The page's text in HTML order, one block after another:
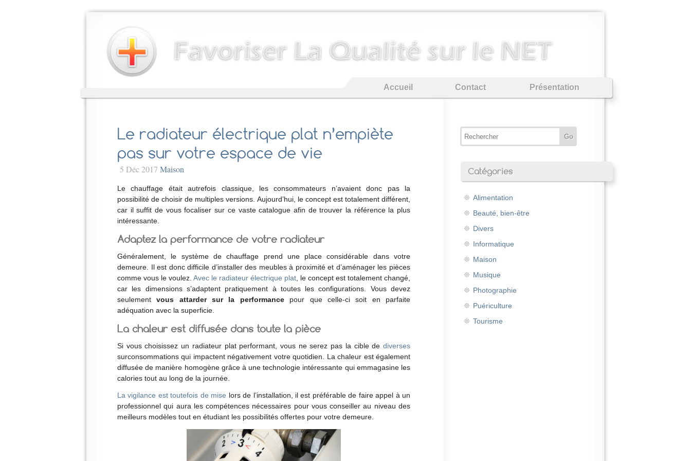
Accueil Contact Présentation
Le radiateur électrique plat n’empiète
pas sur votre espace de vie
5 Déc 2017 Maison
Le chauffage était autrefois classique, les consommateurs n’avaient donc pas la
possibilité de choisir de multiples versions. Aujourd’hui, le concept est totalement différent,
car il suffit de vous focaliser sur ce vaste catalogue afin de trouver la référence la plus
intéressante.
Adaptez la performance de votre radiateur
Généralement, le système de chauffage prend une place considérable dans votre
demeure. Il est donc difficile d’installer des meubles à proximité et d’aménager les pièces
comme vous le voulez. Avec le radiateur électrique plat , le concept est totalement changé,
car les dimensions s’adaptent pratiquement à toutes les configurations. Vous devez
seulementvous attarder sur la performancepour que celle-ci soit en parfaite
adéquation avec la superficie.
La chaleur est diffusée dans toute la pièce
Si vous choisissez un radiateur plat performant, vous ne serez pas la cible de diverses
surconsommations qui impactent négativement votre quotidien. La chaleur est également
diffusée de manière homogène grâce à une technologie intéressante qui emmagasine les
calories tout au long de la journée.
La vigilance est toutefois de mise lors de l’installation, il est préférable de faire appel à un
professionnel qui aura les compétences nécessaires pour vous conseiller au niveau des
meilleurs modèles tout en étudiant les possibilités offertes pour votre demeure.
Catégories
Alimentation
Beauté, bien-être
Divers
Informatique
Maison
Musique
Photographie
Puériculture
Tourisme